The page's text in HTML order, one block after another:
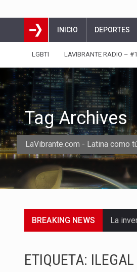
INICIO DEPORTES
LGBTI LAVIBRANTE RADIO –
LaVibrante.com - Latina como
Tag Archives
BREAKING NEWS La
ETIQUETA: ILEGAL